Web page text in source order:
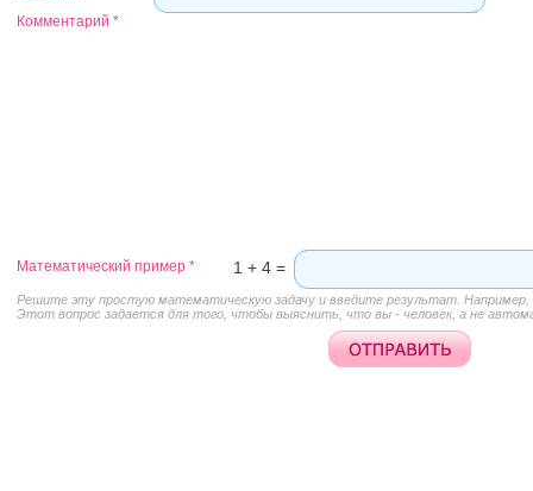
Комментарий *
Этот вопрос задается для того, чтобы выяснить, что вы - человек, а не
Математический пример * 1 + 4 =
Решите эту простую математическую задачу и введите результат. Например,